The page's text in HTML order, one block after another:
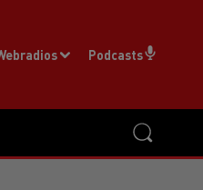
Podcasts